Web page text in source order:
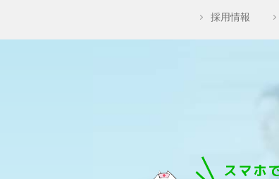
採用情報